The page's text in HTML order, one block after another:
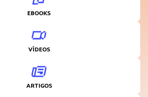
EBOOKS
VÍDEOS
ARTIGOS